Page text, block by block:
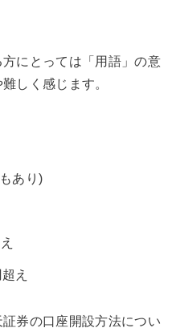
にとっては「用語」の意
しく感じます。
あり)
え
券の口座開設方法につい